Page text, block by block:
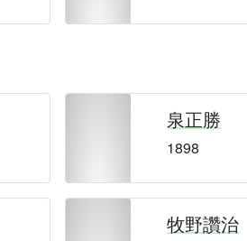
泉正勝
1898
牧野讚治